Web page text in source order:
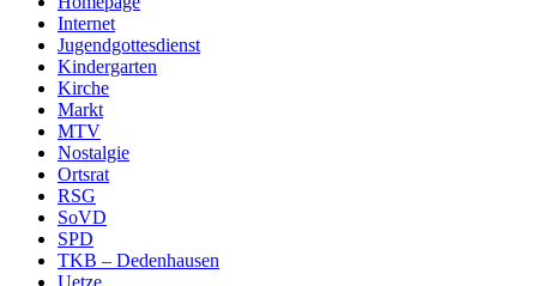
Internet
Jugendgottesdienst
Kindergarten
Kirche
Markt
MTV
Nostalgie
Ortsrat
RSG
SoVD
SPD
TKB – Dedenhausen
Uetze